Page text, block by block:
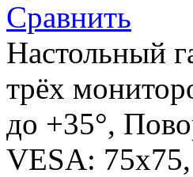
Сравнить
Настольный
трёх
до +35°,
VESA: